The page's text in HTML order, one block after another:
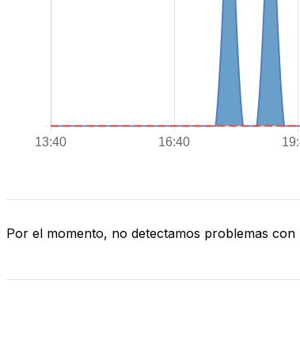
Por el momento, no detectamos problemas con